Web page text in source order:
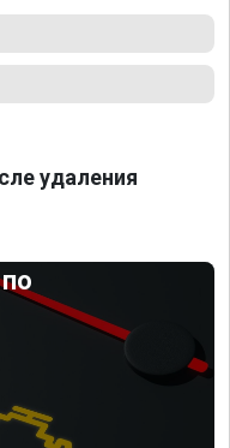
удаления